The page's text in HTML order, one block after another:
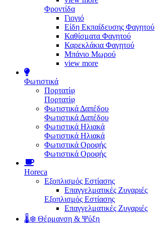
Φροντίδα
Γιογιό
Είδη Εκπαίδευσης Φαγητού
Καθίσματα Φαγητού
Καρεκλάκια Φαγητού
Μπάνιο Μωρού
view more
Φωτιστικά
Πορτατίφ
Πορτατίφ
Φωτιστικά Δαπέδου
Φωτιστικά Δαπέδου
Φωτιστικά Ηλιακά
Φωτιστικά Ηλιακά
Φωτιστικά Οροφής
Φωτιστικά Οροφής
Horeca
Εξοπλισμός Εστίασης
Επαγγελματικές Ζυγαριές
Εξοπλισμός Εστίασης
Επαγγελματικές Ζυγαριές
🌡️❄️ Θέρμανση & Ψύξη